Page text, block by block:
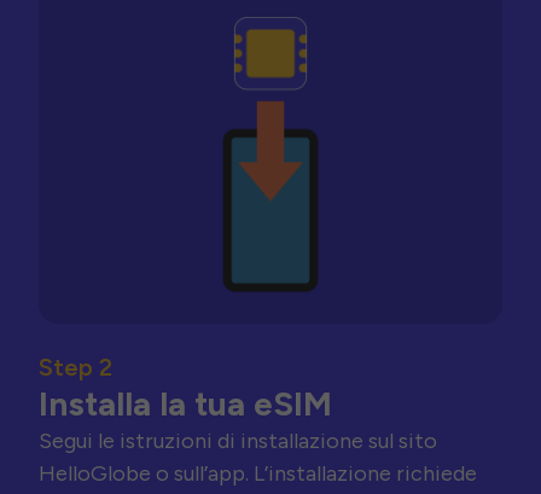
Step 2
Installa la tua eSIM
Segui le istruzioni di installazione sul sito
HelloGlobe o sull’app. L’installazione richiede